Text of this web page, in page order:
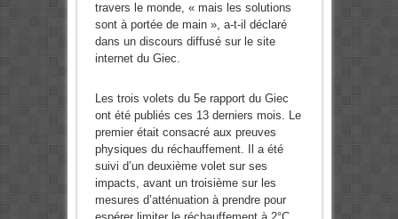
travers le monde, « mais les solutions
sont à portée de main », a-t-il déclaré
dans un discours diffusé sur le site
internet du Giec.
Les trois volets du 5e rapport du Giec
ont été publiés ces 13 derniers mois. Le
premier était consacré aux preuves
physiques du réchauffement. Il a été
suivi d’un deuxième volet sur ses
impacts, avant un troisième sur les
mesures d’atténuation à prendre pour